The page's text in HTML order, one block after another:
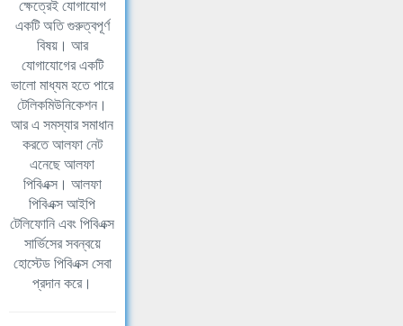
ক্ষেত্রেই যোগাযোগ
একটি অতি গুরুত্বপূর্ণ
বিষয়। আর
যোগাযোগের একটি
ভালো মাধ্যম হতে পারে
টেলিকমিউনিকেশন।
আর এ সমস্যার সমাধান
করতে আলফা নেট
এনেছে আলফা
পিবিএক্স। আলফা
পিবিএক্স আইপি
টেলিফোনি এবং পিবিএক্স
সার্ভিসের সবন্বয়ে
হোস্টেড পিবিএক্স সেবা
প্রদান করে।